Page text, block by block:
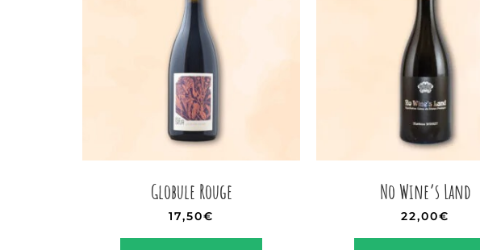
Globule Rouge
17,50€
No Wine’s Land
22,00€